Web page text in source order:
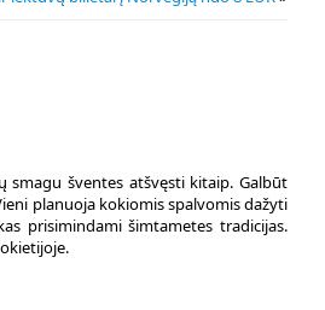
smagu šventes atšvęsti kitaip. Galbūt
planuoja kokiomis spalvomis dažyti
prisimindami šimtametes tradicijas.